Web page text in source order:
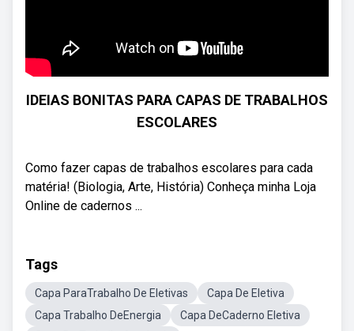
IDEIAS BONITAS PARA CAPAS DE TRABALHOS
ESCOLARES
Como fazer capas de trabalhos escolares para cada
matéria! (Biologia, Arte, História) Conheça minha Loja
Online de cadernos ...
Tags
Capa ParaTrabalho De Eletivas
Capa De Eletiva
Capa Trabalho DeEnergia
Capa DeCaderno Eletiva